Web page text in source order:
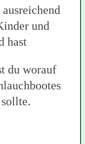
und
hast
du worauf